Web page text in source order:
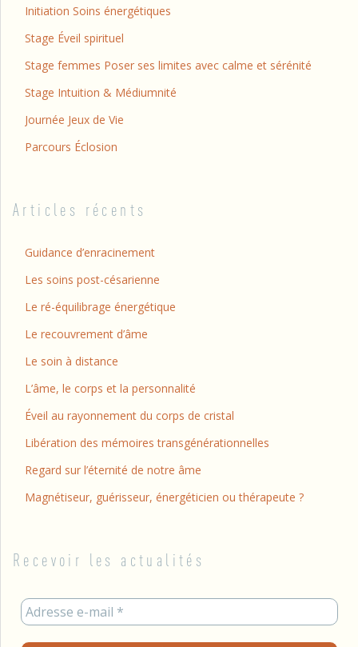
Initiation Soins énergétiques
Stage Éveil spirituel
Stage femmes Poser ses limites avec calme et sérénité
Stage Intuition & Médiumnité
Journée Jeux de Vie
Parcours Éclosion
Articles récents
Guidance d’enracinement
Les soins post-césarienne
Le ré-équilibrage énergétique
Le recouvrement d’âme
Le soin à distance
L’âme, le corps et la personnalité
Éveil au rayonnement du corps de cristal
Libération des mémoires transgénérationnelles
Regard sur l’éternité de notre âme
Magnétiseur, guérisseur, énergéticien ou thérapeute ?
Recevoir les actualités